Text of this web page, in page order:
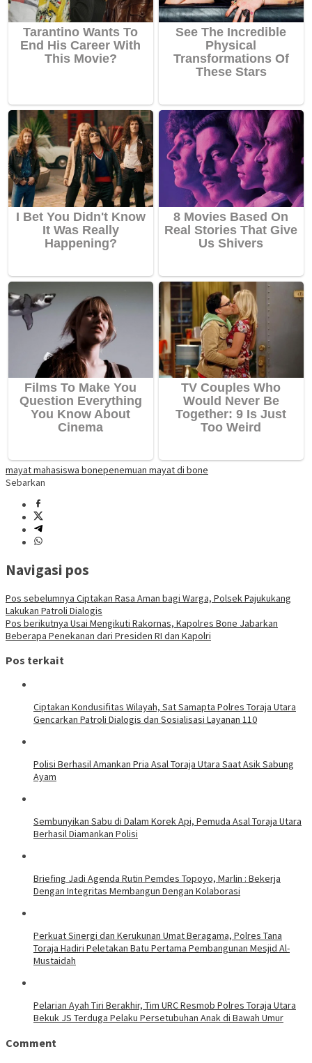
mayat mahasiswa bonepenemuan mayat di bone
Sebarkan
Navigasi pos
Pos sebelumnya Ciptakan Rasa Aman bagi Warga, Polsek Pajukukang
Lakukan Patroli Dialogis
Pos berikutnya Usai Mengikuti Rakornas, Kapolres Bone Jabarkan
Beberapa Penekanan dari Presiden RI dan Kapolri
Pos terkait
Ciptakan Kondusifitas Wilayah, Sat Samapta Polres Toraja Utara
Gencarkan Patroli Dialogis dan Sosialisasi Layanan 110
Polisi Berhasil Amankan Pria Asal Toraja Utara Saat Asik Sabung
Ayam
Sembunyikan Sabu di Dalam Korek Api, Pemuda Asal Toraja Utara
Berhasil Diamankan Polisi
Briefing Jadi Agenda Rutin Pemdes Topoyo, Marlin : Bekerja
Dengan Integritas Membangun Dengan Kolaborasi
Perkuat Sinergi dan Kerukunan Umat Beragama, Polres Tana
Toraja Hadiri Peletakan Batu Pertama Pembangunan Mesjid Al-
Mustaidah
Pelarian Ayah Tiri Berakhir, Tim URC Resmob Polres Toraja Utara
Bekuk JS Terduga Pelaku Persetubuhan Anak di Bawah Umur
Comment